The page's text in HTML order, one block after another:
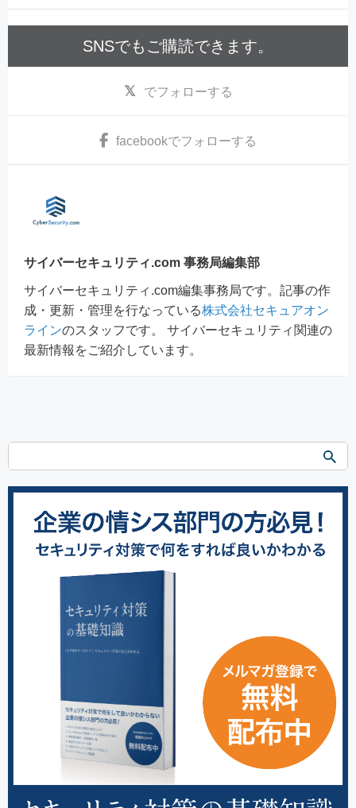
SNSでもご購読できます。
でフォローする
facebookでフォローする
サイバーセキュリティ.com 事務局編集部
サイバーセキュリティ.com編集事務局です。記事の作
成・更新・管理を行なっている株式会社セキュアオン
ラインのスタッフです。 サイバーセキュリティ関連の
最新情報をご紹介しています。